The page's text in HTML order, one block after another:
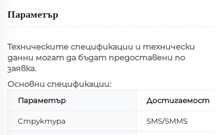
Параметър
Техническите спецификации и технически
данни могат да бъдат предоставени по
заявка.
Основни спецификации:
Параметър
Достигаемост
Структура SMS/SMMS